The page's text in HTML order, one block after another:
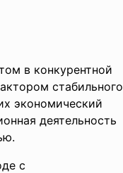
в конкурентной
стабильного
экономический
деятельность
с